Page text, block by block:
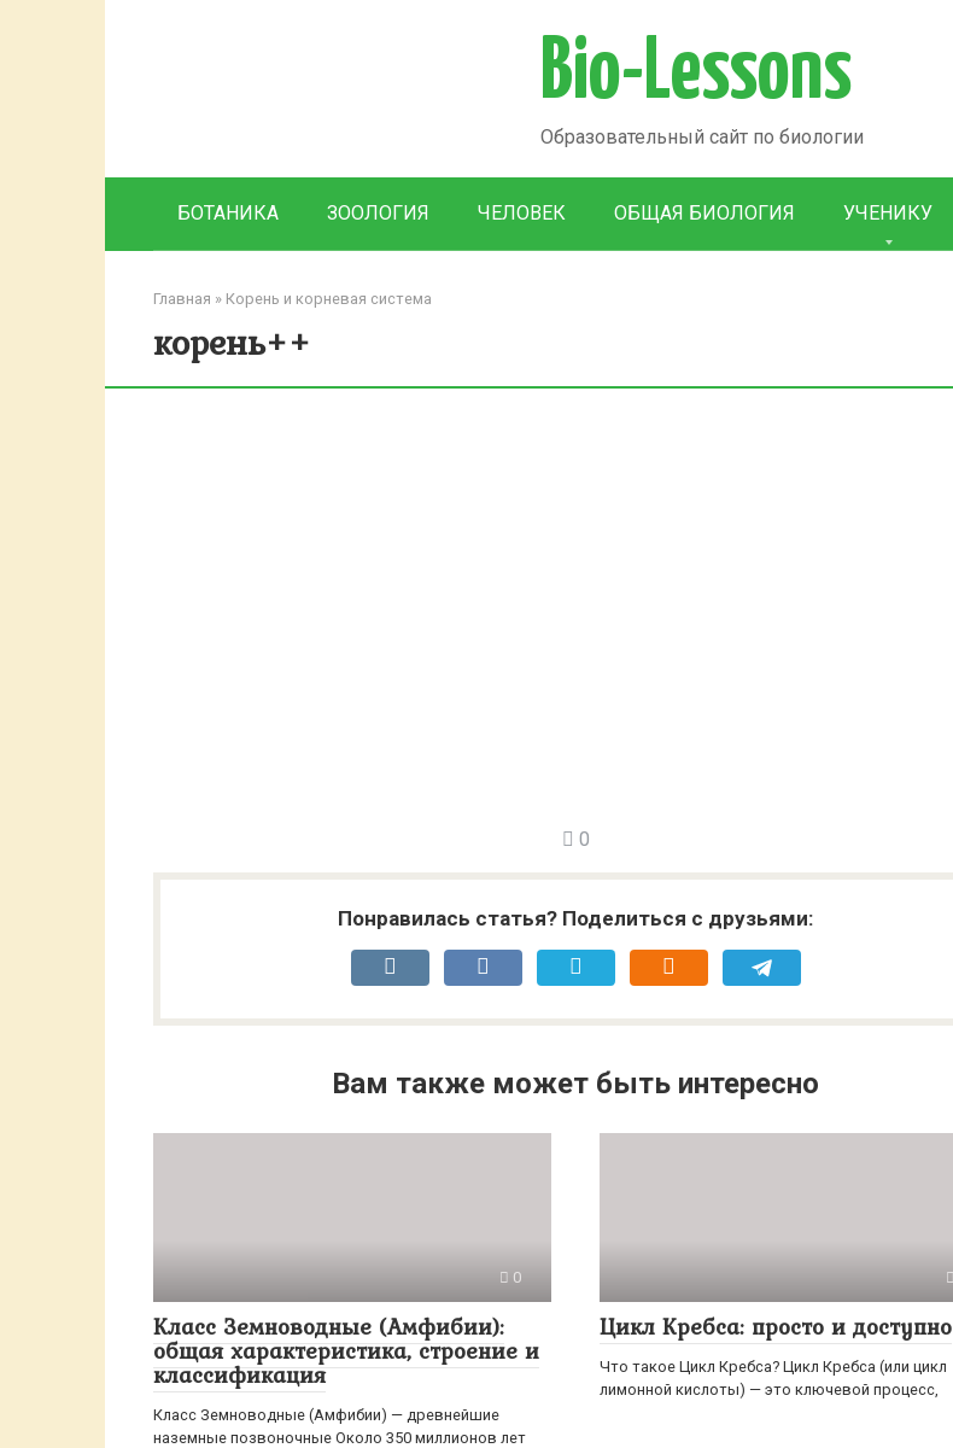
Bio-Lessons
Образовательный сайт по биологии
БОТАНИКА ЗООЛОГИЯ ЧЕЛОВЕК ОБЩАЯ БИОЛОГИЯ УЧЕНИКУ
Главная » Корень и корневая система
корень++
0
Понравилась статья? Поделиться с друзьями:
Вам также может быть интересно
0
Класс Земноводные (Амфибии):
общая характеристика, строение и
классификация
Класс Земноводные (Амфибии) — древнейшие
наземные позвоночные Около 350 миллионов лет
Цикл Кребса: просто и доступно
Что такое Цикл Кребса? Цикл Кребса (или цикл
лимонной кислоты) — это ключевой процесс,